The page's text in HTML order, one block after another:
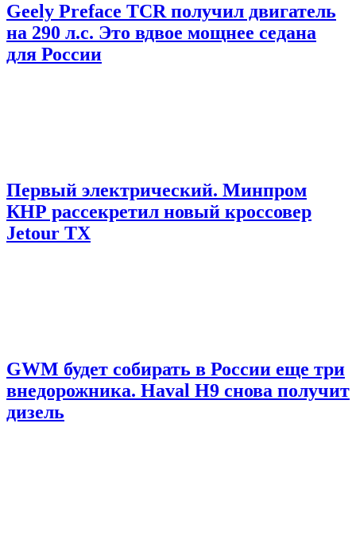
Geely Preface TCR получил двигатель
на 290 л.с. Это вдвое мощнее седана
для России
Первый электрический. Минпром
КНР рассекретил новый кроссовер
Jetour TX
GWM будет собирать в России еще три
внедорожника. Haval H9 снова получит
дизель